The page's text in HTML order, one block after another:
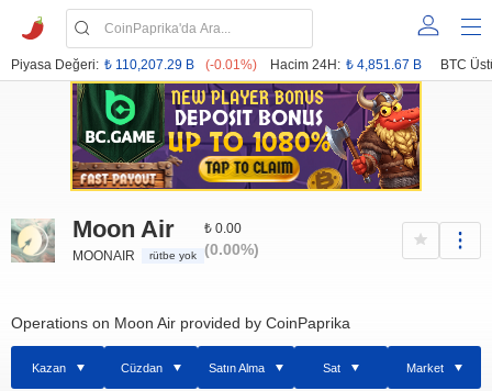
Piyasa Değeri: ₺ 110,207.29 B (-0.01%) Hacim 24H: ₺ 4,851.67 B BTC
Moon Air
MOONAIR rütbe yok
₺ 0.00
(0.00%)
Operations on Moon Air provided by CoinPaprika
Kazan Cüzdan Satın Alma Sat Market